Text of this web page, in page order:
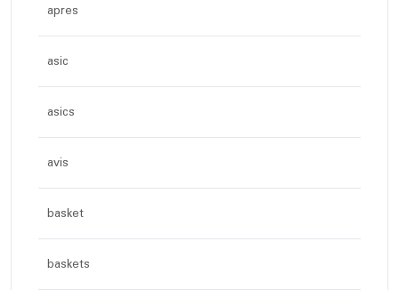
apres
asic
asics
avis
basket
baskets